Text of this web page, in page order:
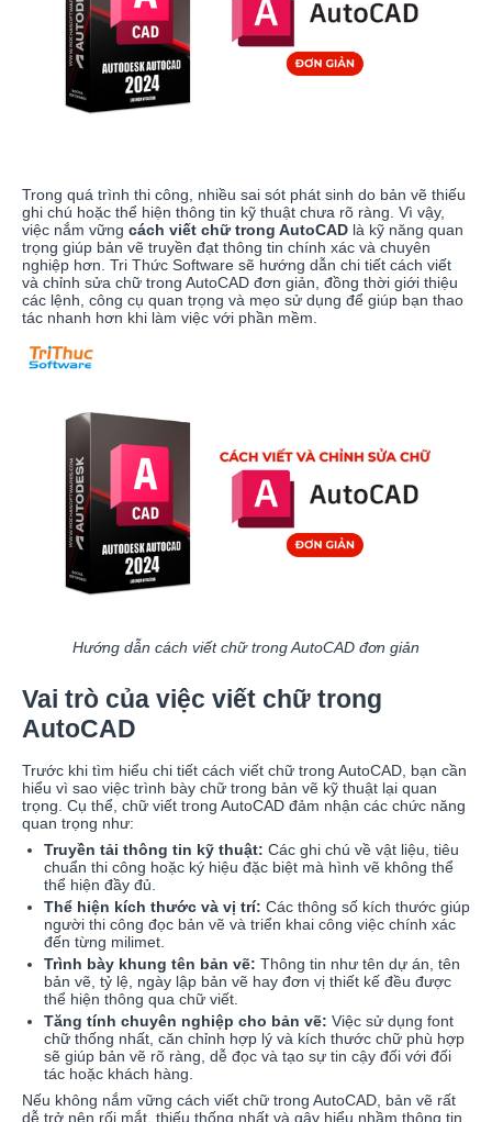
Trong quá trình thi công, nhiều sai sót phát sinh do bản vẽ thiếu
ghi chú hoặc thể hiện thông tin kỹ thuật chưa rõ ràng. Vì vậy,
việc nắm vững cách viết chữ trong AutoCAD là kỹ năng quan
trọng giúp bản vẽ truyền đạt thông tin chính xác và chuyên
nghiệp hơn. Tri Thức Software sẽ hướng dẫn chi tiết cách viết
và chỉnh sửa chữ trong AutoCAD đơn giản, đồng thời giới thiệu
các lệnh, công cụ quan trọng và mẹo sử dụng để giúp bạn thao
tác nhanh hơn khi làm việc với phần mềm.
Hướng dẫn cách viết chữ trong AutoCAD đơn giản
Vai trò của việc viết chữ trong
AutoCAD
Trước khi tìm hiểu chi tiết cách viết chữ trong AutoCAD, bạn cần
hiểu vì sao việc trình bày chữ trong bản vẽ kỹ thuật lại quan
trọng. Cụ thể, chữ viết trong AutoCAD đảm nhận các chức năng
quan trọng như:
Truyền tải thông tin kỹ thuật: Các ghi chú về vật liệu, tiêu
chuẩn thi công hoặc ký hiệu đặc biệt mà hình vẽ không thể
thể hiện đầy đủ.
Thể hiện kích thước và vị trí: Các thông số kích thước giúp
người thi công đọc bản vẽ và triển khai công việc chính xác
đến từng milimet.
Trình bày khung tên bản vẽ: Thông tin như tên dự án, tên
bản vẽ, tỷ lệ, ngày lập bản vẽ hay đơn vị thiết kế đều được
thể hiện thông qua chữ viết.
Tăng tính chuyên nghiệp cho bản vẽ: Việc sử dụng font
chữ thống nhất, căn chỉnh hợp lý và kích thước chữ phù hợp
sẽ giúp bản vẽ rõ ràng, dễ đọc và tạo sự tin cậy đối với đối
tác hoặc khách hàng.
Nếu không nắm vững cách viết chữ trong AutoCAD, bản vẽ rất
dễ trở nên rối mắt, thiếu thống nhất và gây hiểu nhầm thông tin,